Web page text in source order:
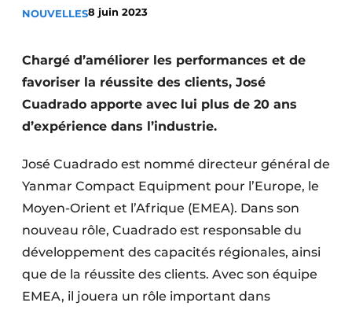
Construction bois
Contrôle d’accès
Fondations
Façades
Géotextiles
NOUVELLES8 juin 2023
Chargé d’améliorer les performances et de
favoriser la réussite des clients, José
Cuadrado apporte avec lui plus de 20 ans
d’expérience dans l’industrie.
José Cuadrado est nommé directeur général de
Yanmar Compact Equipment pour l’Europe, le
Moyen-Orient et l’Afrique (EMEA). Dans son
nouveau rôle, Cuadrado est responsable du
développement des capacités régionales, ainsi
que de la réussite des clients. Avec son équipe
EMEA, il jouera un rôle important dans